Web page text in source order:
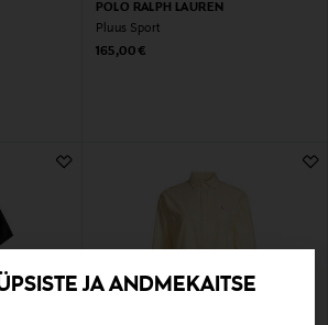
JA ANDMEKAITSE
POLO RALPH LAUREN
Pluus Sport
Original Price
165,00 €